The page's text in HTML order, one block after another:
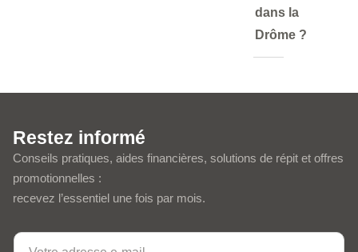
dans la
Drôme ?
Restez informé
Conseils pratiques, aides financières, solutions de répit et offres
promotionnelles :
recevez l’essentiel une fois par mois.